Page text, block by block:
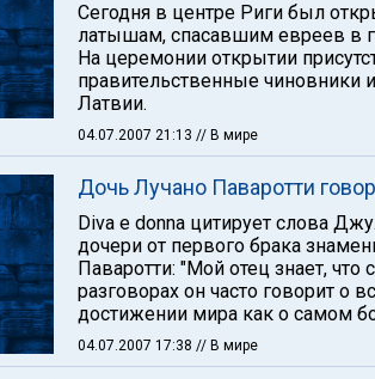
Сегодня в центре Риги был
латышам, спасавшим евреев в
На церемонии открытии
правительственные
Латвии.
04.07.2007 21:13 // В мире
Дочь Лучано Паваротти
Diva e donna цитирует слова
дочери от первого брака
Паваротти: "Мой отец знает, что
разговорах он часто говорит о
достижении мира как о самом
04.07.2007 17:38 // В мире